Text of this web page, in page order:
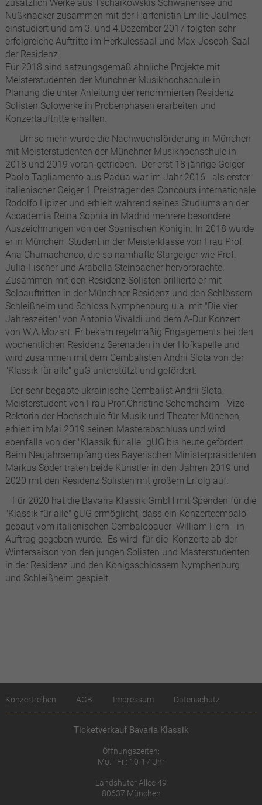
zusätzlich Werke aus Tschaikowskis Schwanensee und
Nußknacker zusammen mit der Harfenistin Emilie Jaulmes
einstudiert und am 3. und 4.Dezember 2017 folgten sehr
erfolgreiche Auftritte im Herkulessaal und Max-Joseph-Saal
der Residenz.
Für 2018 sind satzungsgemäß ähnliche Projekte mit
Meisterstudenten der Münchner Musikhochschule in
Planung die unter Anleitung der renommierten Residenz
Solisten Solowerke in Probenphasen erarbeiten und
Konzertauftritte erhalten.
Umso mehr wurde die Nachwuchsförderung in München
mit Meisterstudenten der Münchner Musikhochschule in
2018 und 2019 voran-getrieben. Der erst 18 jährige Geiger
Paolo Tagliamento aus Padua war im Jahr 2016 als erster
italienischer Geiger 1.Preisträger des Concours internationale
Rodolfo Lipizer und erhielt während seines Studiums an der
Accademia Reina Sophia in Madrid mehrere besondere
Auszeichnungen von der Spanischen Königin. In 2018 wurde
er in München Student in der Meisterklasse von Frau Prof.
Ana Chumachenco, die so namhafte Stargeiger wie Prof.
Julia Fischer und Arabella Steinbacher hervorbrachte.
Zusammen mit den Residenz Solisten brillierte er mit
Soloauftritten in der Münchner Residenz und den Schlössern
Schleißheim und Schloss Nymphenburg u.a. mit "Die vier
Jahreszeiten" von Antonio Vivaldi und dem A-Dur Konzert
von W.A.Mozart. Er bekam regelmäßig Engagements bei den
wöchentlichen Residenz Serenaden in der Hofkapelle und
wird zusammen mit dem Cembalisten Andrii Slota von der
"Klassik für alle" guG unterstützt und gefördert.
Der sehr begabte ukrainische Cembalist Andrii Slota,
Meisterstudent von Frau Prof.Christine Schornsheim - Vize-
Rektorin der Hochschule für Musik und Theater München,
erhielt im Mai 2019 seinen Masterabschluss und wird
ebenfalls von der "Klassik für alle" gUG bis heute gefördert.
Beim Neujahrsempfang des Bayerischen Ministerpräsidenten
Markus Söder traten beide Künstler in den Jahren 2019 und
2020 mit den Residenz Solisten mit großem Erfolg auf.
Für 2020 hat die Bavaria Klassik GmbH mit Spenden für die
"Klassik für alle" gUG ermöglicht, dass ein Konzertcembalo -
gebaut vom italienischen Cembalobauer William Horn - in
Auftrag gegeben wurde. Es wird für die Konzerte ab der
Wintersaison von den jungen Solisten und Masterstudenten
in der Residenz und den Königsschlössern Nymphenburg
und Schleißheim gespielt.
Konzertreihen AGB Impressum Datenschutz
Ticketverkauf Bavaria Klassik
Öffnungszeiten:
Mo. - Fr.: 10-17 Uhr
Landshuter Allee 49
80637 München